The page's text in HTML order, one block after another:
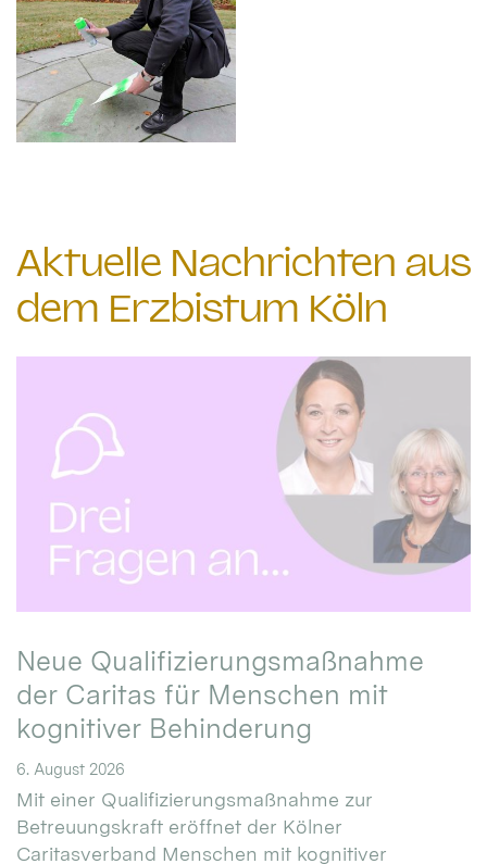
Aktuelle Nachrichten aus
dem Erzbistum Köln
Neue Qualifizierungsmaßnahme
der Caritas für Menschen mit
kognitiver Behinderung
6. August 2026
Mit einer Qualifizierungsmaßnahme zur
Betreuungskraft eröffnet der Kölner
Caritasverband Menschen mit kognitiver